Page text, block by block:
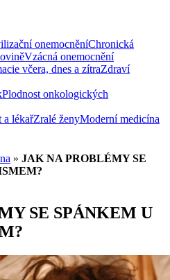
onemocněníChronická
Vzácná onemocnění
včera, dnes a zítraZdraví
Plodnost onkologických
a lékařZralé ženyModerní medicína
» JAK NA PROBLÉMY SE
SE SPÁNKEM U